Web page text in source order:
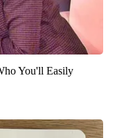
You'll Easily